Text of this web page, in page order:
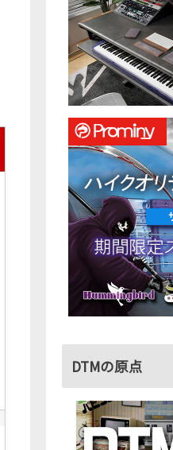
DTMの原点